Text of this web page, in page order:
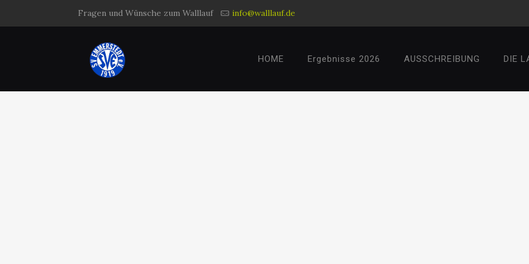
Fragen und Wünsche zum Walllauf info@walllauf.de
HOME Ergebnisse 2026 AUSSCHREIBUNG DIE